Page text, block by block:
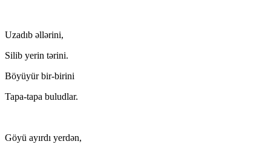
Uzadıb əllərini,
Silib yerin tərini.
Böyüyür bir-birini
Tapa-tapa buludlar.
Göyü ayırdı yerdən,